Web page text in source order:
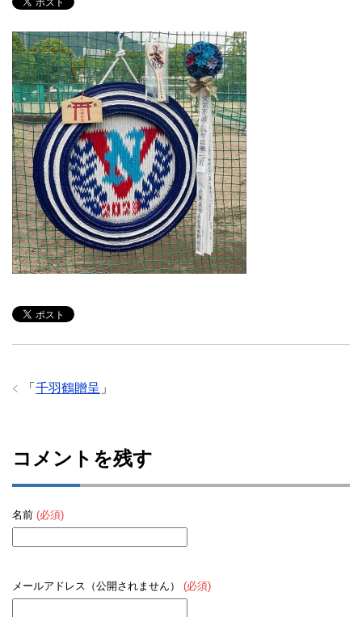
「 千羽鶴贈呈 」
コメントを残す
名前 (必須)
メールアドレス（公開されません） (必須)